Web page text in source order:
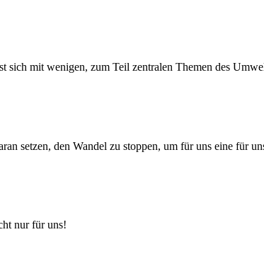
mit wenigen, zum Teil zentralen Themen des
setzen, den Wandel zu stoppen, um für uns eine für
nur für uns!